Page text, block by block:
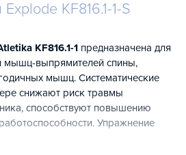
KF816.1-1-S
KF816.1-1 предназначена для
мышц-выпрямителей спины,
мышц. Систематические
снижают риск травмы
способствуют повышению
Упражнение